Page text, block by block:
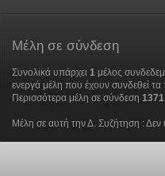
Μέλησε σύνδεση
Συνολικά υπάρχει 1μέλος
ενεργά μέλη που έχουν συνδεθεί τα
Περισσότερα μέλη σε σύνδεση 1371
Μέλη σε αυτή την Δ. Συζήτηση : Δεν